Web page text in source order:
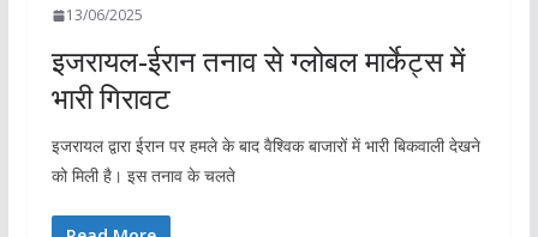
13/06/2025
इजरायल-ईरान तनाव से ग्लोबल मार्केट्स में
भारी गिरावट
इजरायल द्वारा ईरान पर हमले के बाद वैश्विक बाजारों में भारी बिकवाली देखने
को मिली है। इस तनाव के चलते